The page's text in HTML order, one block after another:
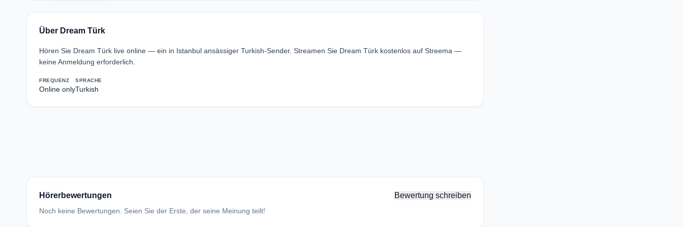
Über Dream Türk
Hören Sie Dream Türk live online — ein in Istanbul ansässiger Turkish-Sender. Streamen Sie Dream Türk kostenlos auf Streema —
keine Anmeldung erforderlich.
FREQUENZ
Online only
SPRACHE
Turkish
Hörerbewertungen Bewertung schreiben
Noch keine Bewertungen. Seien Sie der Erste, der seine Meinung teilt!